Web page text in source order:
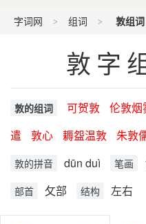
字词网 组词 敦组词
敦字
敦的组词 可贺敦 伦敦烟
遣
敦心 耨盌温敦 朱敦
敦的拼音 dūn duì 笔画
部首 攵部 结构 左右